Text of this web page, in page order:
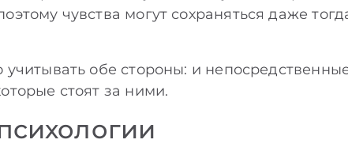
чувства могут сохраняться даже
учитывать обе стороны: и
стоят за ними.